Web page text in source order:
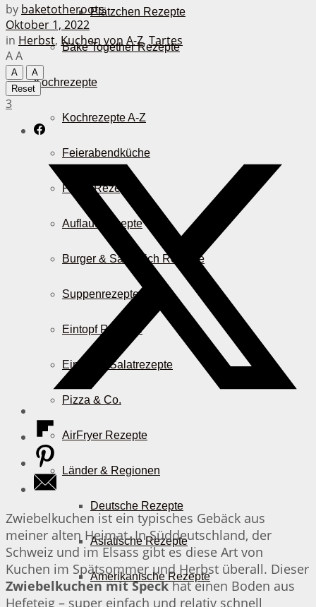
Plätzchen Rezepte
Bake Together Rezepte
Kochrezepte
Kochrezepte A-Z
Feierabendküche
Pasta Rezepte
Auflauf Rezepte
Burger & Sandwich Rezepte
Suppenrezepte
Eintopf Rezepte
Einfache Salatrezepte
Pizza & Co.
AirFryer Rezepte
Länder & Regionen
Deutsche Rezepte
Asiatische Rezepte
Amerikanische Rezepte
by baketotheroots
Oktober 1, 2022
in Herbst, Kuchen von A-Z, Tartes
AA
A
A
Reset
3
Zwiebelkuchen ist ein typisches Gebäck aus
meiner alten Heimat. In Süddeutschland, der
Schweiz und im Elsass gibt es diese Art von
Kuchen im Spätsommer und Herbst überall. Dieser
Zwiebelkuchen mit Speckhat einen Boden aus
Hefeteig – super einfach und relativ schnell